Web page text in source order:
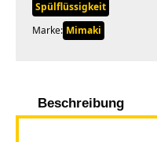
Spülflüssigkeit
Marke: Mimaki
Beschreibung